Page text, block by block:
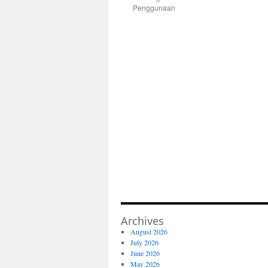
Penggunaan
Archives
August 2026
July 2026
June 2026
May 2026